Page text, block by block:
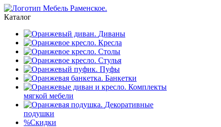
Каталог
Диваны
Кресла
Столы
Стулья
Пуфы
Банкетки
Комплекты
мягкой мебели
Декоративные
подушки
%Скидки